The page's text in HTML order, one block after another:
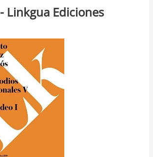
- Linkgua Ediciones